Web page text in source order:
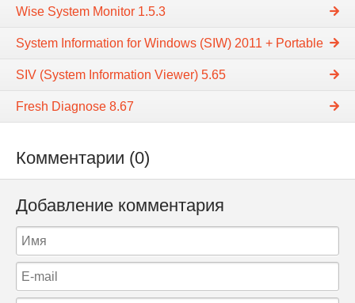
Wise System Monitor 1.5.3
System Information for Windows (SIW) 2011 + Portable
SIV (System Information Viewer) 5.65
Fresh Diagnose 8.67
Комментарии (0)
Добавление комментария